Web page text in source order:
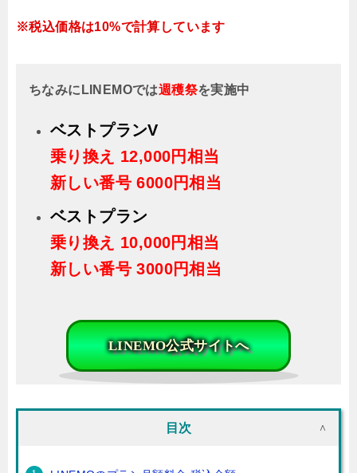
※税込価格は10%で計算しています
ちなみにLINEMOでは週穫祭を実施中
ベストプランV
乗り換え 12,000円相当
新しい番号 6000円相当
ベストプラン
乗り換え 10,000円相当
新しい番号 3000円相当
LINEMO公式サイトへ
目次